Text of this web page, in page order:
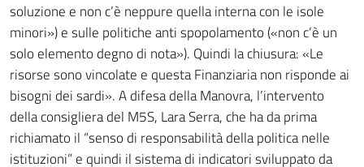
soluzione e non c’è neppure quella interna con le isole
minori») e sulle politiche anti spopolamento («non c’è un
solo elemento degno di nota»). Quindi la chiusura: «Le
risorse sono vincolate e questa Finanziaria non risponde ai
bisogni dei sardi». A difesa della Manovra, l’intervento
della consigliera del M5S, Lara Serra, che ha da prima
richiamato il “senso di responsabilità della politica nelle
istituzioni” e quindi il sistema di indicatori sviluppato da